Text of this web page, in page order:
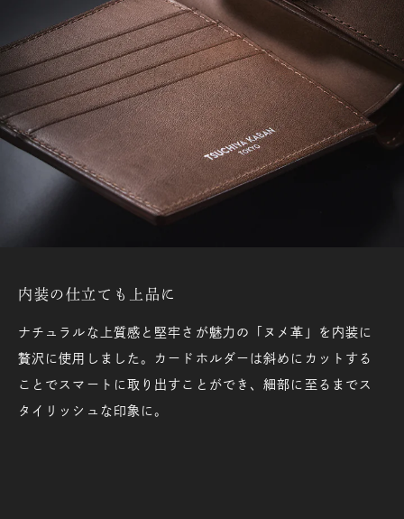
内装の仕立ても上品に
ナチュラルな上質感と堅牢さが魅力の「ヌメ革」を内装に
贅沢に使用しました。カードホルダーは斜めにカットする
ことでスマートに取り出すことができ、細部に至るまでス
タイリッシュな印象に。